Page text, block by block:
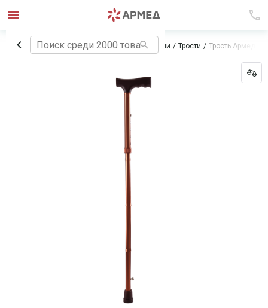
Главная Технические средства реабилитации Трости Трость Армед